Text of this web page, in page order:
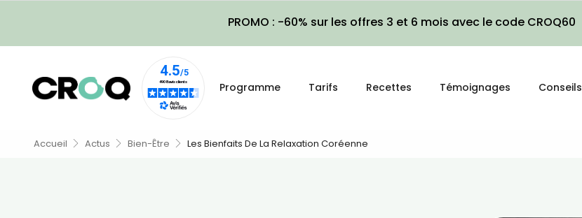
PROMO : -60% sur les offres 3 et 6 mois avec le code CROQ60
Programme Tarifs Recettes Témoignages Conseils
Accueil Actus Bien-Être Les Bienfaits De La Relaxation Coréenne